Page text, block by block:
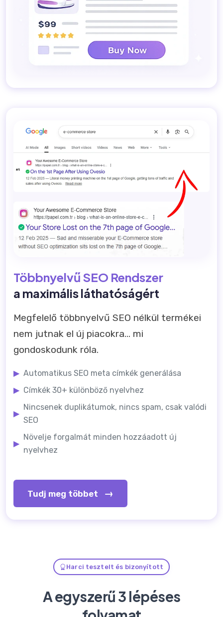
Többnyelvű SEO Rendszer
a maximális láthatóságért
Megfelelő többnyelvű SEO nélkül termékei
nem jutnak el új piacokra... mi
gondoskodunk róla.
▶ Automatikus SEO meta címkék generálása
▶ Címkék 30+ különböző nyelvhez
▶
Nincsenek duplikátumok, nincs spam, csak valódi
SEO
▶
Növelje forgalmát minden hozzáadott új
nyelvhez
Tudj meg többet →
Harci tesztelt és bizonyított
A egyszerű 3 lépéses